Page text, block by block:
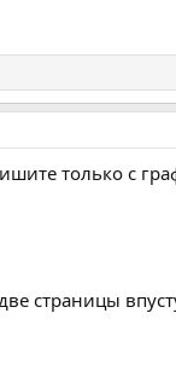
только с
страницы